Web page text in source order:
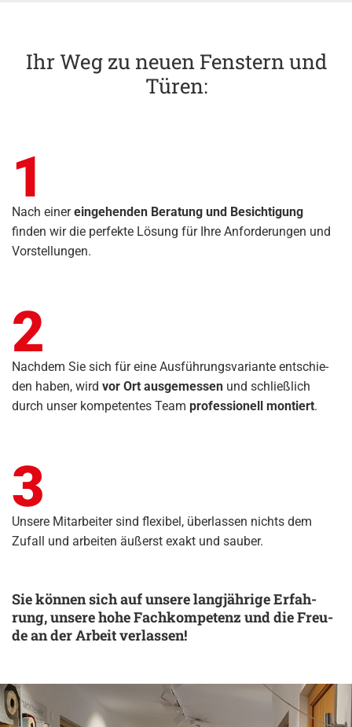
Ihr Weg zu neuen Fenstern und
Türen:
1
Nach einereingehenden Beratung und Besichtigung
finden wir die perfekte Lösung für Ihre Anforderungen und
Vorstellungen.
2
Nach­dem Sie sich für eine Aus­füh­rungs­va­ri­an­te ent­schie­
den haben, wird vor Ort aus­ge­mes­sen und schließ­lich
durch unser kom­pe­ten­tes Team pro­fes­sio­nell mon­tiert.
3
Unsere Mitarbeiter sind flexibel, überlassen nichts dem
Zufall und arbeiten äußerst exakt und sauber.
Sie kön­nen sich auf un­se­re lang­jäh­ri­ge Er­fah­
rung, un­se­re hohe Fach­kom­pe­tenz und die Freu­
de an der Ar­beit ver­las­sen!